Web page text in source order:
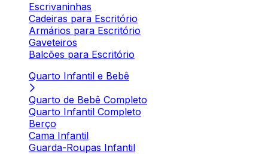
Escrivaninhas
Cadeiras para Escritório
Armários para Escritório
Gaveteiros
Balcões para Escritório
Quarto Infantil e Bebê
Quarto de Bebê Completo
Quarto Infantil Completo
Berço
Cama Infantil
Guarda-Roupas Infantil